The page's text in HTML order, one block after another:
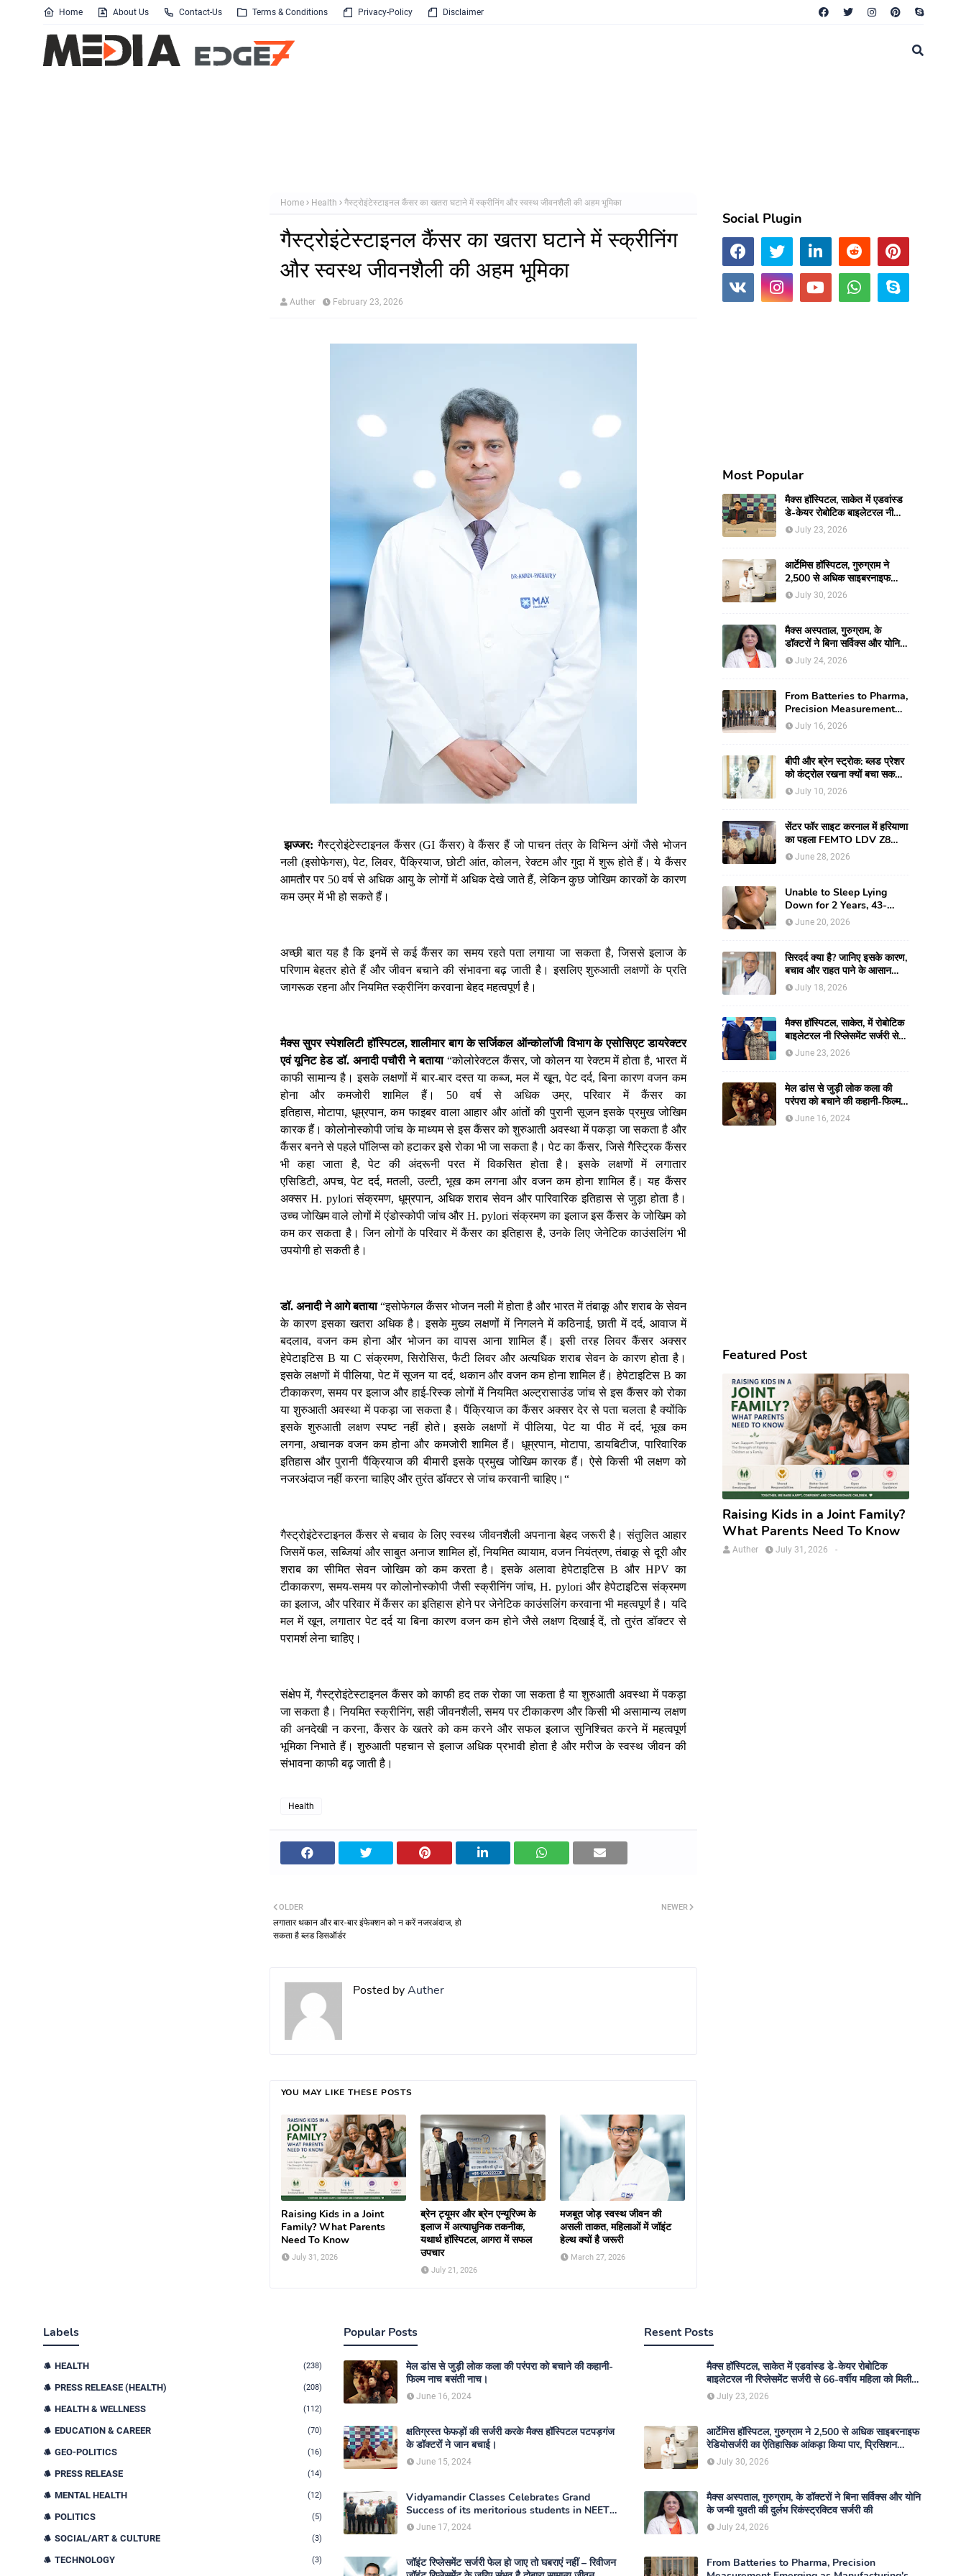
Home About Us Contact-Us Terms & Conditions Privacy-Policy Disclaimer
Home Health गैस्ट्रोइंटेस्टाइनल कैंसर का खतरा घटाने में स्क्रीनिंग और स्वस्थ जीवनशैली की अहम भूमिका
गैस्ट्रोइंटेस्टाइनल कैंसर का खतरा घटाने में स्क्रीनिंग
और स्वस्थ जीवनशैली की अहम भूमिका
Auther February 23, 2026
झज्जर: गैस्ट्रोइंटेस्टाइनल कैंसर(GIकैंसर)वे कैंसर हैं जो पाचन तंत्र के विभिन्न अंगों जैसे भोजन
नली(इसोफेगस),पेट,लिवर,पैंक्रियाज,छोटी आंत,कोलन,रेक्टम और गुदा में शुरू होते हैं। ये कैंसर
आमतौर पर50वर्ष से अधिक आयु के लोगों में अधिक देखे जाते हैं,लेकिन कुछ जोखिम कारकों के कारण
कम उम्र में भी हो सकते हैं।
अच्छी बात यह है कि इनमें से कई कैंसर का समय रहते पता लगाया जा सकता है,जिससे इलाज के
परिणाम बेहतर होते हैं और जीवन बचाने की संभावना बढ़ जाती है। इसलिए शुरुआती लक्षणों के प्रति
जागरूक रहना और नियमित स्क्रीनिंग करवाना बेहद महत्वपूर्ण है।
मैक्स सुपर स्पेशलिटी हॉस्पिटल,शालीमार बाग के सर्जिकल ऑन्कोलॉजी विभाग के एसोसिएट डायरेक्टर
एवं यूनिट हेड डॉ. अनादी पचौरी ने बताया“कोलोरेक्टल कैंसर,जो कोलन या रेक्टम में होता है, भारत में
काफी सामान्य है। इसके लक्षणों में बार-बार दस्त या कब्ज,मल में खून,पेट दर्द,बिना कारण वजन कम
होना
और कमजोरी शामिल हैं। 50वर्ष से अधिक उम्र,परिवार में कैंसर
का
इतिहास,मोटापा, धूम्रपान,कम फाइबर वाला आहार और आंतों की पुरानी सूजन इसके प्रमुख जोखिम
कारक हैं। कोलोनोस्कोपी जांच के माध्यम से इस कैंसर को शुरुआती अवस्था में पकड़ा जा सकता है और
कैंसर बनने से पहले पॉलिप्स को हटाकर इसे रोका भी जा सकता है। पेट का कैंसर,जिसे गैस्ट्रिक कैंसर
भी
कहा जाता है,पेट की अंदरूनी परत में विकसित होता है। इसके लक्षणों में
लगातार
एसिडिटी, अपच,पेट दर्द,मतली,उल्टी,भूख कम लगना और वजन कम होना शामिल हैं। यह कैंसर
अक्सरH. pyloriसंक्रमण,धूम्रपान, अधिक शराब सेवन और पारिवारिक इतिहास से जुड़ा होता है।
उच्च जोखिम वाले लोगों में एंडोस्कोपी जांच औरH. pyloriसंक्रमण का इलाज इस कैंसर के जोखिम को
कम कर सकता है। जिन लोगों के परिवार में कैंसर का इतिहास है,उनके लिए जेनेटिक काउंसलिंग भी
उपयोगी हो सकती है।
डॉ. अनादी ने आगे बताया“इसोफेगल कैंसर भोजन नली में होता है और भारत में तंबाकू और शराब के सेवन
के कारण इसका खतरा अधिक है। इसके मुख्य लक्षणों में निगलने में कठिनाई,छाती में दर्द, आवाज में
बदलाव,वजन कम होना और भोजन का वापस आना शामिल हैं। इसी तरह लिवर कैंसर अक्सर
हेपेटाइटिसBयाCसंक्रमण,सिरोसिस,फैटी लिवर और अत्यधिक शराब सेवन के कारण होता है।
इसके लक्षणों में पीलिया,पेट में सूजन या दर्द, थकान और वजन कम होना शामिल हैं। हेपेटाइटिस Bका
टीकाकरण,समय पर इलाज और हाई-रिस्क लोगों में नियमित अल्ट्रासाउंड जांच से इस कैंसर को रोका
या शुरुआती अवस्था में पकड़ा जा सकता है। पैंक्रियाज का कैंसर अक्सर देर से पता चलता है क्योंकि
इसके शुरुआती लक्षण स्पष्ट नहीं होते। इसके लक्षणों में पीलिया,पेट या पीठ में दर्द, भूख कम
लगना, अचानक वजन कम होना और कमजोरी शामिल हैं। धूम्रपान,मोटापा,डायबिटीज,पारिवारिक
इतिहास और पुरानी पैंक्रियाज की बीमारी इसके प्रमुख जोखिम कारक हैं। ऐसे किसी भी लक्षण को
नजरअंदाज नहीं करना चाहिए और तुरंत डॉक्टर से जांच करवानी चाहिए। “
गैस्ट्रोइंटेस्टाइनल कैंसर से बचाव के लिए स्वस्थ जीवनशैली अपनाना बेहद जरूरी है। संतुलित आहार
जिसमें फल,सब्जियां और साबुत अनाज शामिल हों,नियमित व्यायाम,वजन नियंत्रण,तंबाकू से दूरी और
शराब का सीमित सेवन जोखिम को कम करता है। इसके अलावा हेपेटाइटिस B औरHPVका
टीकाकरण,समय-समय पर कोलोनोस्कोपी जैसी स्क्रीनिंग जांच, H. pyloriऔर हेपेटाइटिस संक्रमण
का इलाज, और परिवार में कैंसर का इतिहास होने पर जेनेटिक काउंसलिंग करवाना भी महत्वपूर्ण है। यदि
मल में खून,लगातार पेट दर्द या बिना कारण वजन कम होने जैसे लक्षण दिखाई दें,तो तुरंत डॉक्टर से
परामर्श लेना चाहिए।
संक्षेप में,गैस्ट्रोइंटेस्टाइनल कैंसर को काफी हद तक रोका जा सकता है या शुरुआती अवस्था में पकड़ा
जा सकता है। नियमित स्क्रीनिंग,सही जीवनशैली,समय पर टीकाकरण और किसी भी असामान्य लक्षण
की अनदेखी न करना,कैंसर के खतरे को कम करने और सफल इलाज सुनिश्चित करने में महत्वपूर्ण
भूमिका निभाते हैं। शुरुआती पहचान से इलाज अधिक प्रभावी होता है और मरीज के स्वस्थ जीवन की
संभावना काफी बढ़ जाती है।
Health
NEWER
OLDER
लगातार थकान और बार-बार इंफेक्शन को न करें नजरअंदाज, हो
सकता है ब्लड डिसऑर्डर
Posted byAuther
YOU MAY LIKE THESE POSTS
Raising Kids in a Joint
Family? What Parents
Need To Know
July 31, 2026
ब्रेन ट्यूमर और ब्रेन एन्यूरिज्म के
इलाज में अत्याधुनिक तकनीक,
यथार्थ हॉस्पिटल, आगरा में सफल
उपचार
July 21, 2026
मजबूत जोड़ स्वस्थ जीवन की
असली ताकत, महिलाओं में जॉइंट
हेल्थ क्यों है जरूरी
March 27, 2026
Social Plugin
Most Popular
मैक्स हॉस्पिटल, साकेत में एडवांस्ड
डे-केयर रोबोटिक बाइलेटरल नी
रिप्लेसमेंट सर्जरी से 66-वर्षीय
महिला को मिली नई गतिशीलता
July 23, 2026
आर्टेमिस हॉस्पिटल, गुरुग्राम ने
2,500 से अधिक साइबरनाइफ
रेडियोसर्जरी का ऐतिहासिक आंकड़ा
किया पार, प्रिसिशन ट्रीटमेंट में
July 30, 2026
मैक्स अस्पताल, गुरुग्राम, के
डॉक्टरों ने बिना सर्विक्स और योनि
के जन्मी युवती की दुर्लभ
रिकंस्ट्रक्टिव सर्जरी की
July 24, 2026
From Batteries to Pharma,
Precision Measurement
Emerging as
Manufacturing's New
July 16, 2026
बीपी और ब्रेन स्ट्रोक: ब्लड प्रेशर
को कंट्रोल रखना क्यों बचा सकता
है आपकी जान
July 10, 2026
सेंटर फॉर साइट करनाल में हरियाणा
का पहला FEMTO LDV Z8
लॉन्च, अब एडवांस लेजर मोतियाबिंद
सर्जरी और CLEAR विजन
June 28, 2026
Unable to Sleep Lying
Down for 2 Years, 43-
year-old Man Finds Relief
After Fortis Gurugram
Giant Neck Tumour
June 20, 2026
सिरदर्द क्या है? जानिए इसके कारण,
बचाव और राहत पाने के आसान
तरीकेJuly 18, 2026
मैक्स हॉस्पिटल, साकेत, में रोबोटिक
बाइलेटरल नी रिप्लेसमेंट सर्जरी से
61-वर्षीय महिला को मिली नई
जिंदगी, हुआ सेम-डे डिस्चार्ज
June 23, 2026
मेल डांस से जुड़ी लोक कला की
परंपरा को बचाने की कहानी-फिल्म
नाच बसंती नाच।
June 16, 2024
Featured Post
Raising Kids in a Joint Family?
What Parents Need To Know
Auther -
July 31, 2026
Labels
HEALTH (238)
PRESS RELEASE (HEALTH) (208)
HEALTH & WELLNESS (112)
EDUCATION & CAREER (70)
GEO-POLITICS (16)
PRESS RELEASE (14)
MENTAL HEALTH (12)
POLITICS (5)
SOCIAL/ART & CULTURE (3)
TECHNOLOGY (3)
Popular Posts
मेल डांस से जुड़ी लोक कला की परंपरा को बचाने की कहानी-
फिल्म नाच बसंती नाच।
June 16, 2024
क्षतिग्रस्त फेफड़ों की सर्जरी करके मैक्स हॉस्पिटल पटपड़गंज
के डॉक्टरों ने जान बचाई।
June 15, 2024
Vidyamandir Classes Celebrates Grand
Success of its meritorious students in NEET
2024
June 17, 2024
जॉइंट रिप्लेसमेंट सर्जरी फेल हो जाए तो घबराएं नहीं – रिवीजन
Resent Posts
मैक्स हॉस्पिटल, साकेत में एडवांस्ड डे-केयर रोबोटिक
बाइलेटरल नी रिप्लेसमेंट सर्जरी से 66-वर्षीय महिला को मिली
नई गतिशीलता
July 23, 2026
आर्टेमिस हॉस्पिटल, गुरुग्राम ने 2,500 से अधिक साइबरनाइफ
रेडियोसर्जरी का ऐतिहासिक आंकड़ा किया पार, प्रिसिशन
ट्रीटमेंट में मजबूत की अपनी अग्रणी पहचान
July 30, 2026
मैक्स अस्पताल, गुरुग्राम, के डॉक्टरों ने बिना सर्विक्स और योनि
के जन्मी युवती की दुर्लभ रिकंस्ट्रक्टिव सर्जरी की
July 24, 2026
From Batteries to Pharma, Precision